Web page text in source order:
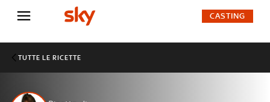
FACTOR
CASTING
TUTTE LE RICETTE